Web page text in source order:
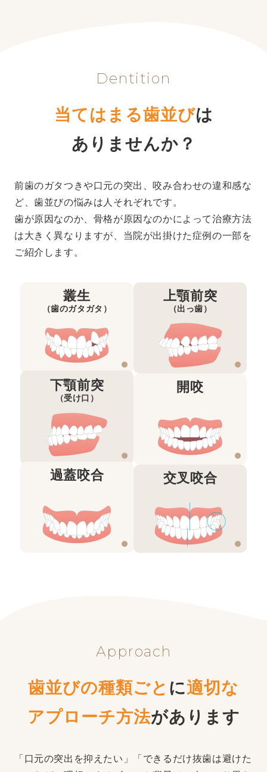
Dentition
当てはまる歯並びは
ありませんか？
前歯のガタつきや口元の突出、咬み合わせの違和感な
ど、歯並びの悩みは人それぞれです。
歯が原因なのか、骨格が原因なのかによって治療方法
は大きく異なりますが、当院が出掛けた症例の一部を
ご紹介します。
叢生
（歯のガタガタ）
上顎前突
（出っ歯）
下顎前突
（受け口）
開咬
過蓋咬合 交叉咬合
Approach
歯並びの種類ごと に適切な
アプローチ方法があります
「口元の突出を抑えたい」「できるだけ抜歯は避けた